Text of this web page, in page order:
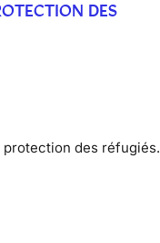
DES
protection des réfugiés.